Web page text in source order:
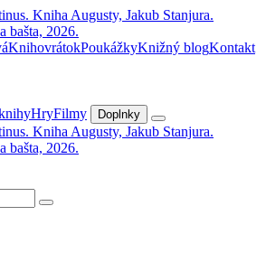
KnihovrátokPoukážkyKnižný blogKontakt
HryFilmy Doplnky